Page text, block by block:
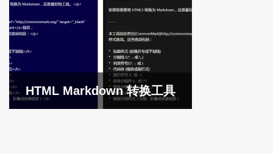
HTML Markdown 转换工具